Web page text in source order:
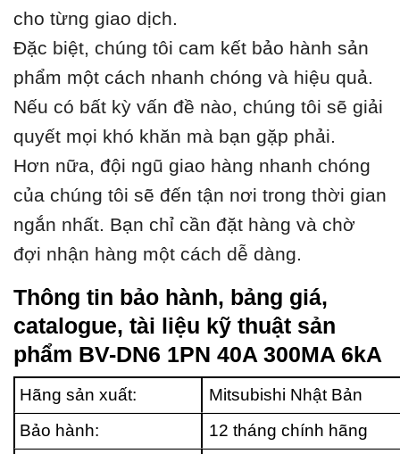
cho từng giao dịch.
Đặc biệt, chúng tôi cam kết bảo hành sản
phẩm một cách nhanh chóng và hiệu quả.
Nếu có bất kỳ vấn đề nào, chúng tôi sẽ giải
quyết mọi khó khăn mà bạn gặp phải.
Hơn nữa, đội ngũ giao hàng nhanh chóng
của chúng tôi sẽ đến tận nơi trong thời gian
ngắn nhất. Bạn chỉ cần đặt hàng và chờ
đợi nhận hàng một cách dễ dàng.
Thông tin bảo hành, bảng giá,
catalogue, tài liệu kỹ thuật sản
phẩm BV-DN6 1PN 40A 300MA 6kA
Hãng sản xuất:
Mitsubishi Nhật Bản
Bảo hành:
12 tháng chính hãng